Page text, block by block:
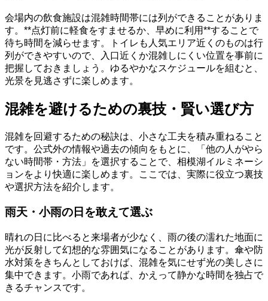
会場内の飲食施設は混雑時間帯には列ができることがありま
す。**点灯前に軽食をすませるか、早めに利用**することで
待ち時間を減らせます。トイレも人気エリア近くのものは行
列ができやすいので、入口近くか混雑しにくい位置を事前に
把握しておきましょう。ゆるやかなスケジュールを組むと、
光景を見逃さずに楽しめます。
混雑を避けるための裏技・賢い選び方
混雑を回避するための秘訣は、小さな工夫を積み重ねること
です。公式外の情報や過去の傾向をもとに、「他の人がやら
ない時間帯・方法」を選択することで、相模湖イルミネーシ
ョンをより快適に楽しめます。ここでは、実際に役立つ裏技
や選択方法を紹介します。
雨天・小雨の日を敢えて選ぶ
晴れの日に比べると来場者が少なく、雨の後の濡れた地面に
光が反射して幻想的な雰囲気になることがあります。傘や防
水対策をきちんとしておけば、混雑を気にせず光の美しさに
集中できます。小雨であれば、かえって静かな時間を独占で
きるチャンスです。